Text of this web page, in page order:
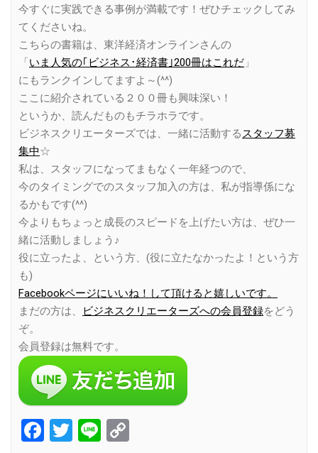
今すぐに実践できる事例が満載です！ぜひチェックしてみ
てくださいね。
こちらの書籍は、東洋経済オンラインさんの
「いま人気の｢ビジネス･経済書｣200冊はこれだ 」
にもランクインしてますよ～(^^)
ここに紹介されている２００冊も興味深い！
というか、読んだものもチラホラです。
ビジネスクリエーターズでは、一緒に活動する スタッフ募
集中☆
私は、スタッフになってまもなく一年経つので、
今のタイミングでのスタッフ加入の方は、私が指導係にな
るかもです(^^)
今よりもちょっと成長のスピードを上げたい方は、ぜひ一
緒に活動しましょう♪
役に立ったよ、という方、(役に立たなかったよ！という方
も)
Facebookページにいいね！して頂けると嬉しいです。
まだの方は、
ビジネスクリエーターズへの会員登録をどう
ぞ。
会員登録は無料です。
Facebook
Twitter
Line